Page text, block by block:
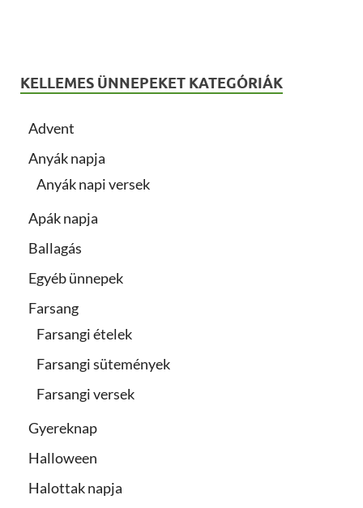
KELLEMES ÜNNEPEKET KATEGÓRIÁK
Advent
Anyák napja
Anyák napi versek
Apák napja
Ballagás
Egyéb ünnepek
Farsang
Farsangi ételek
Farsangi sütemények
Farsangi versek
Gyereknap
Halloween
Halottak napja